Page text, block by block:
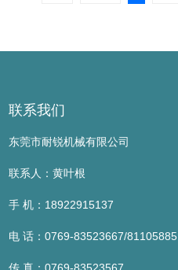
联系我们
东莞市耐锐机械有限公司
联系人：黄叶根
手 机：18922915137
电 话：0769-83523667/81105885